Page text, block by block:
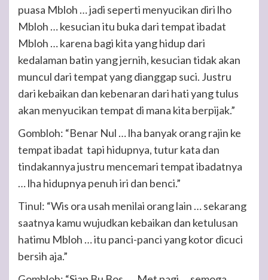
puasa Mbloh … jadi seperti menyucikan diri lho
Mbloh … kesucian itu buka dari tempat ibadat
Mbloh … karena bagi kita yang hidup dari
kedalaman batin yang jernih, kesucian tidak akan
muncul dari tempat yang dianggap suci. Justru
dari kebaikan dan kebenaran dari hati yang tulus
akan menyucikan tempat di mana kita berpijak.”
Gombloh: “Benar Nul … lha banyak orang rajin ke
tempat ibadat tapi hidupnya, tutur kata dan
tindakannya justru mencemari tempat ibadatnya
… lha hidupnya penuh iri dan benci.”
Tinul: “Wis ora usah menilai orang lain … sekarang
saatnya kamu wujudkan kebaikan dan ketulusan
hatimu Mbloh … itu panci-panci yang kotor dicuci
bersih aja.”